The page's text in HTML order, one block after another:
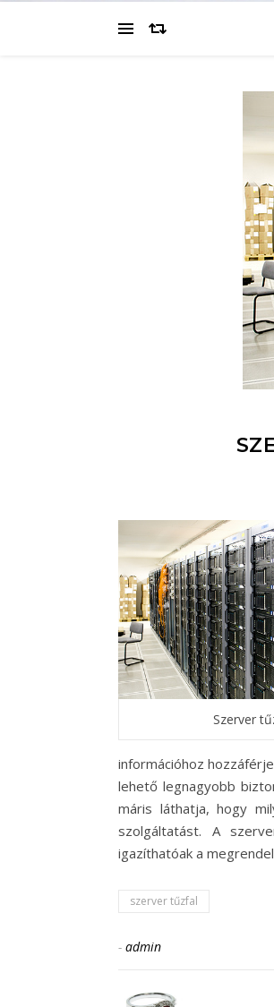
Szerver
információhoz
lehető legnagyobb
máris láthatja, hogy
szolgáltatást. A
igazíthatóak a
szerver tűzfal
- admin